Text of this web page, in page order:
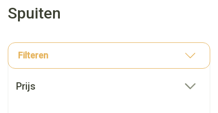
Spuiten
Filteren
Prijs